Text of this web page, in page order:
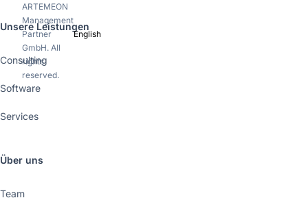
Unsere Leistungen
Consulting
Software
Services
Über uns
Team
ARTEMEON
Management
Partner
GmbH. All
rights
reserved.
English